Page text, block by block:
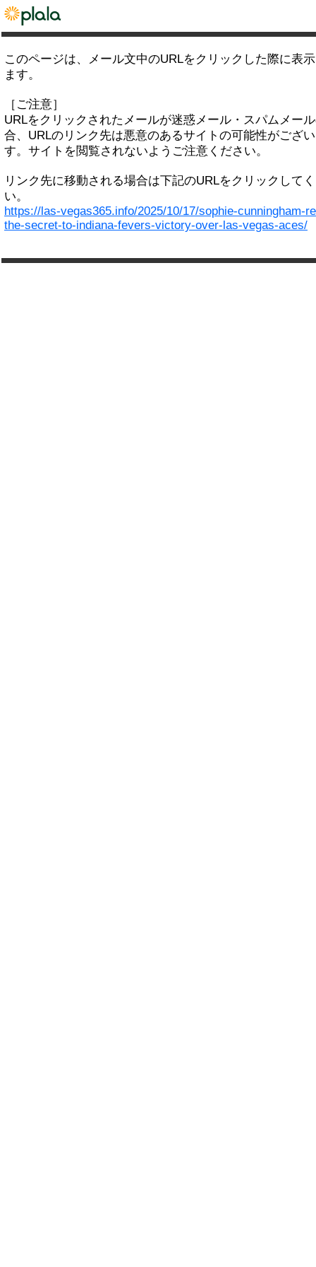
このページは、メール文中のURLをクリックした際に表
ます。
［ご注意］
URLをクリックされたメールが迷惑メール・スパムメー
合、URLのリンク先は悪意のあるサイトの可能性がござ
す。サイトを閲覧されないようご注意ください。
リンク先に移動される場合は下記のURLをクリックして
い。
https://las-vegas365.info/2025/10/17/sophie-cunningham-
the-secret-to-indiana-fevers-victory-over-las-vegas-aces/